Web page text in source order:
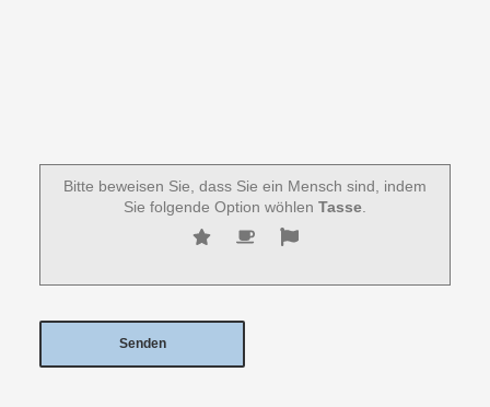
Bitte beweisen Sie, dass Sie ein Mensch sind, indem
Sie folgende Option wöhlen Tasse